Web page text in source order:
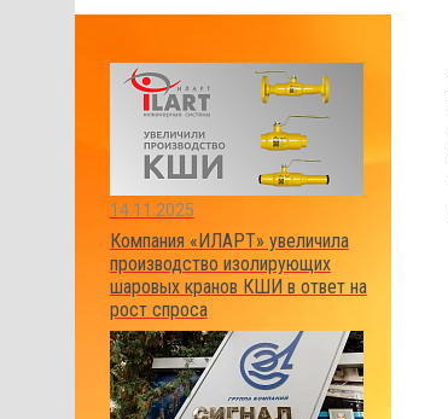
14.11.2025
Компания «ИЛАРТ» увеличила
производство изолирующих
шаровых кранов КШИ в ответ на
рост спроса